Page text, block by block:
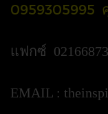
0959305995
แฟกซ์
EMAIL :